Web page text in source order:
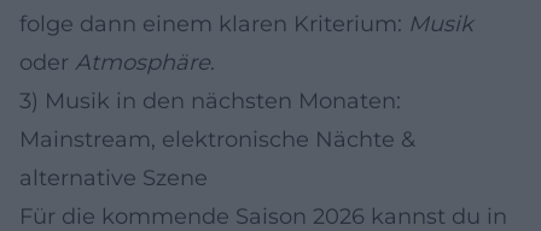
folge dann einem klaren Kriterium: Musik
oder Atmosphäre.
3) Musik in den nächsten Monaten:
Mainstream, elektronische Nächte &
alternative Szene
Für die kommende Saison 2026 kannst du in